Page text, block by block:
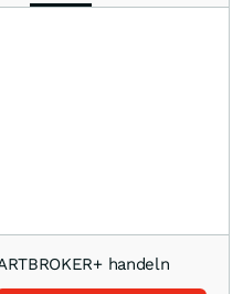
handeln